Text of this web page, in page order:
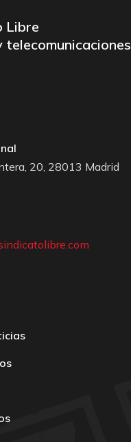
Libre
telecomunicaciones
20, 28013 Madrid